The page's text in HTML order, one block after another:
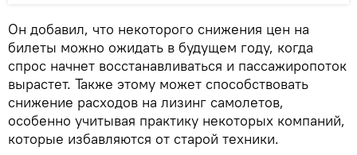
Он добавил, что некоторого снижения цен на
билеты можно ожидать в будущем году, когда
спрос начнет восстанавливаться и пассажиропоток
вырастет. Также этому может способствовать
снижение расходов на лизинг самолетов,
особенно учитывая практику некоторых компаний,
которые избавляются от старой техники.